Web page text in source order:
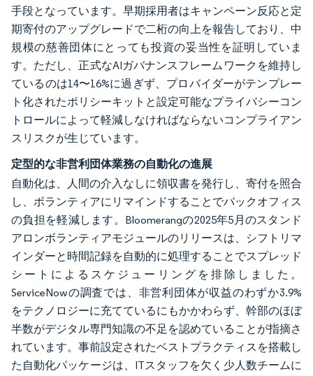
手段となっています。早期採用者はキャンペーン反応と定
期寄付のアップグレードで二桁の向上を報告しており、中
規模の慈善団体にとっても投資の妥当性を証明していま
す。ただし、正式なAIガバナンスフレームワークを維持し
ているのは14〜16%に過ぎず、プロバイダーがテンプレー
ト化されたポリシーキットと設定可能なプライバシーコン
トロールによって軽減しなければならないコンプライアン
スリスクが生じています。
定型的な非営利団体業務の自動化の進展
自動化は、人間の介入なしに領収書を発行し、寄付を照合
し、ボランティアにリマインドすることでバックオフィス
の負担を軽減します。Bloomerangの2025年5月のスタンド
アロンボランティアモジュールのリリースは、シフトリマ
インダーと時間記録を自動的に処理することでスプレッド
シートによるスケジューリングを排除しました。
ServiceNowの調査では、非営利団体が収益のわずか3.9%
をテクノロジーに充てているにもかかわらず、幹部のほぼ
半数がデジタル専門知識の不足を認めていることが指摘さ
れています。事前設定されたベストプラクティスを搭載し
た自動化パッケージは、ITスタッフを欠く少人数チームに